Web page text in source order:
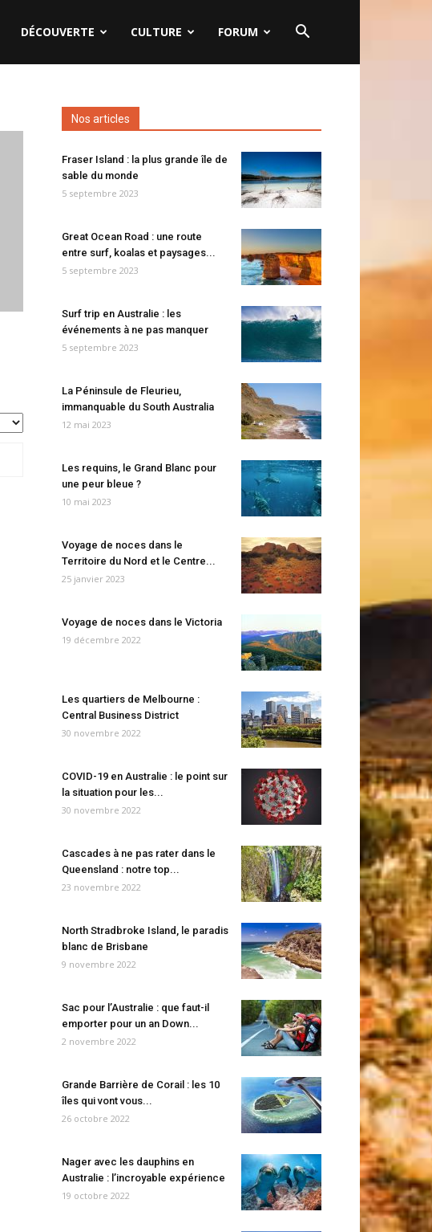
DÉCOUVERTE CULTURE FORUM
Nos articles
Fraser Island : la plus grande île de
sable du monde
5 septembre 2023
Great Ocean Road : une route
entre surf, koalas et paysages...
5 septembre 2023
Surf trip en Australie : les
événements à ne pas manquer
5 septembre 2023
La Péninsule de Fleurieu,
immanquable du South Australia
12 mai 2023
Les requins, le Grand Blanc pour
une peur bleue ?
10 mai 2023
Voyage de noces dans le
Territoire du Nord et le Centre...
25 janvier 2023
Voyage de noces dans le Victoria
19 décembre 2022
Les quartiers de Melbourne :
Central Business District
30 novembre 2022
COVID-19 en Australie : le point sur
la situation pour les...
30 novembre 2022
Cascades à ne pas rater dans le
Queensland : notre top...
23 novembre 2022
North Stradbroke Island, le paradis
blanc de Brisbane
9 novembre 2022
Sac pour l’Australie : que faut-il
emporter pour un an Down...
2 novembre 2022
Grande Barrière de Corail : les 10
îles qui vont vous...
26 octobre 2022
Nager avec les dauphins en
Australie : l’incroyable expérience
19 octobre 2022